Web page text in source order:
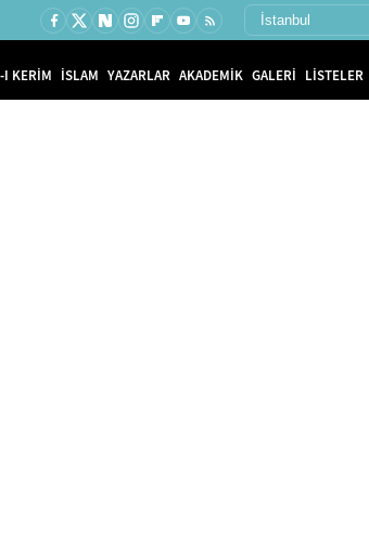
I KERİM İSLAM YAZARLAR AKADEMİK GALERİ LİSTELER